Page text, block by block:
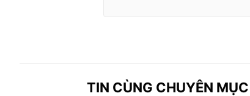
TIN CÙNG CHUYÊN MỤC